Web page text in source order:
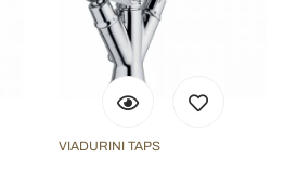
VIADURINI TAPS